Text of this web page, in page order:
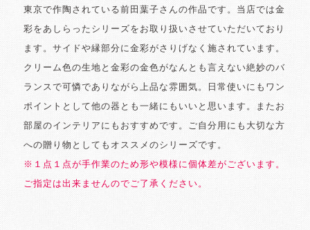
東京で作陶されている前田葉子さんの作品です。当店では金
彩をあしらったシリーズをお取り扱いさせていただいており
ます。サイドや縁部分に金彩がさりげなく施されています。
クリーム色の生地と金彩の金色がなんとも言えない絶妙のバ
ランスで可憐でありながら上品な雰囲気。日常使いにもワン
ポイントとして他の器とも一緒にもいいと思います。またお
部屋のインテリアにもおすすめです。ご自分用にも大切な方
への贈り物としてもオススメのシリーズです。
※１点１点が手作業のため形や模様に個体差がございます。
ご指定は出来ませんのでご了承ください。